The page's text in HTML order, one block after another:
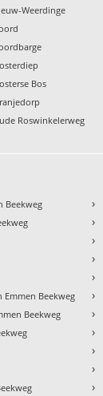
Weerdinge
Bos
Roswinkelerweg
Beekweg
Beekweg
Beekweg
›
›
›
›
›
›
›
›
›
›
›